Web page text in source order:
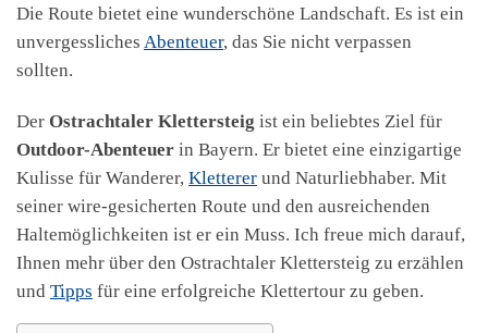
Die Route bietet eine wunderschöne Landschaft. Es ist ein
unvergessliches Abenteuer, das Sie nicht verpassen
sollten.
Der Ostrachtaler Klettersteig ist ein beliebtes Ziel für
Outdoor-Abenteuer in Bayern. Er bietet eine einzigartige
Kulisse für Wanderer, Kletterer und Naturliebhaber. Mit
seiner wire-gesicherten Route und den ausreichenden
Haltemöglichkeiten ist er ein Muss. Ich freue mich darauf,
Ihnen mehr über den Ostrachtaler Klettersteig zu erzählen
und Tipps für eine erfolgreiche Klettertour zu geben.